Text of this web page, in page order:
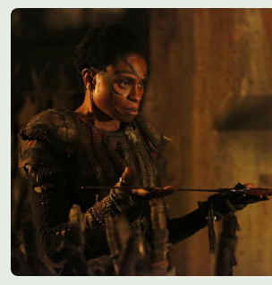
The 100 : Die All, Die
diffusé hier soir aux USA...